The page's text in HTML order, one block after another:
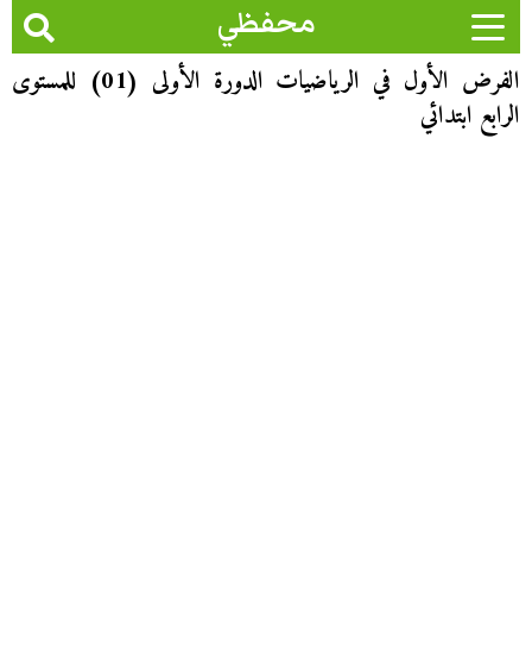
محفظي
الفرض الأول في الرياضيات الدورة الأولى (01) للمستوى
الرابع ابتدائي